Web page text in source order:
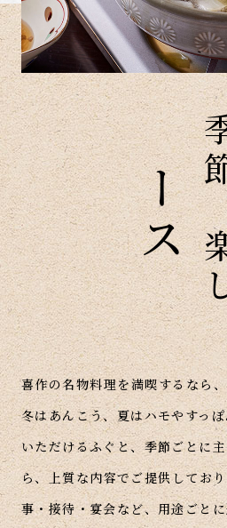
季
コース
喜作の名物料理を満喫するなら
冬はあんこう、夏はハモやすっ
いただけるふぐと、季節ごとに
ら、上質な内容でご提供してお
事・接待・宴会など、用途ごと